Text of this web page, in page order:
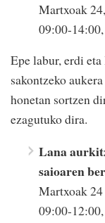
Martxoak
09:00-
Epe labur, erdi
sakontzeko
honetan sortzen
ezagutuko dira.
Lana
saioaren
Martxoak 24
09:00-